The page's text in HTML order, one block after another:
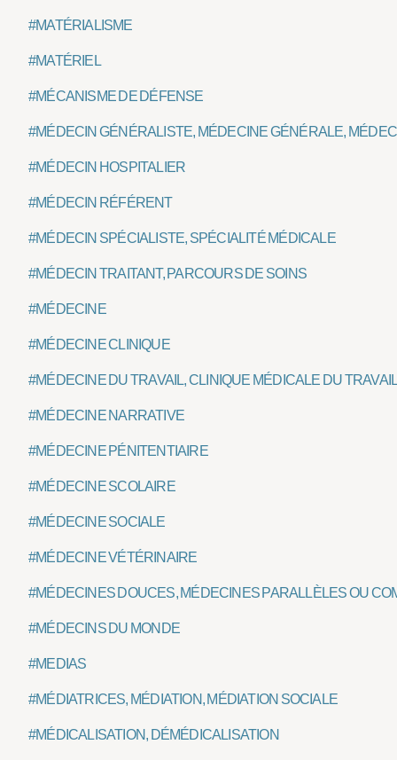
#MATÉRIALISME
#MATÉRIEL
#MÉCANISME DE DÉFENSE
#MÉDECIN GÉNÉRALISTE, MÉDECINE GÉNÉRALE,
#MÉDECIN HOSPITALIER
#MÉDECIN RÉFÉRENT
#MÉDECIN SPÉCIALISTE, SPÉCIALITÉ MÉDICALE
#MÉDECIN TRAITANT, PARCOURS DE SOINS
#MÉDECINE
#MÉDECINE CLINIQUE
#MÉDECINE DU TRAVAIL, CLINIQUE MÉDICALE DU
#MÉDECINE NARRATIVE
#MÉDECINE PÉNITENTIAIRE
#MÉDECINE SCOLAIRE
#MÉDECINE SOCIALE
#MÉDECINE VÉTÉRINAIRE
#MÉDECINES DOUCES, MÉDECINES PARALLÈLES OU
#MÉDECINS DU MONDE
#MEDIAS
#MÉDIATRICES, MÉDIATION, MÉDIATION SOCIALE
#MÉDICALISATION, DÉMÉDICALISATION